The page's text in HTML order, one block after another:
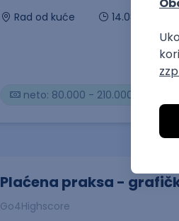
Rad od kuće
14.08.2026
neto: 80.000 - 210.000 RSD
Plaćena praksa -
Go4Highscore